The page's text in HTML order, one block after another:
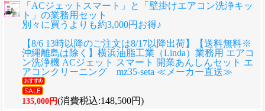
「ACジェットスマート」と「壁掛けエアコン洗浄キッ
ト」の業務用セット
別々に買うよりも約3,000円お得♪
【8/6 13時以降のご注文は8/17以降出荷】【送料無料※
沖縄離島は除く】横浜油脂工業（Linda）業務用 エアコ
ン洗浄機 ACジェット スマート 開業あんしんセット エ
アコンクリーニング mz35-seta ≪メーカー直送≫
135,000円(消費税込:148,500円)